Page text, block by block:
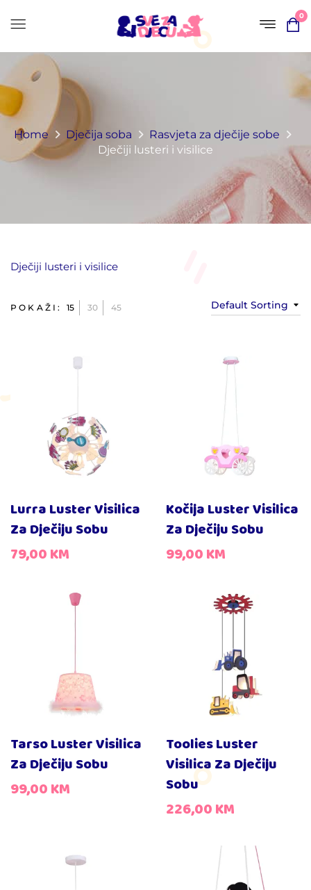
0
Home Dječija soba
Rasvjeta za dječije sobe
Dječiji lusteri i visilice
Dječiji lusteri i visilice
Default Sorting
POKAŽI: 15 30 45
Lurra Luster Visilica
Za Dječiju Sobu
79,00KM
Kočija Luster Visilica
Za Dječiju Sobu
99,00KM
Tarso Luster Visilica
Za Dječiju Sobu
99,00KM
Toolies Luster
Visilica Za Dječiju
Sobu
226,00KM